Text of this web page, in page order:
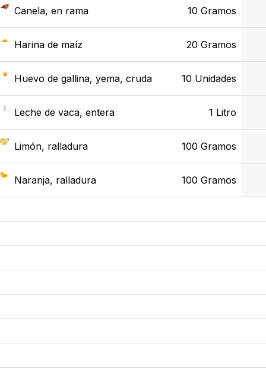
Canela, en rama 10 Gramos
Harina de maíz 20 Gramos
Huevo de gallina, yema, cruda 10 Unidades
Leche de vaca, entera 1 Litro
Limón, ralladura 100 Gramos
Naranja, ralladura 100 Gramos